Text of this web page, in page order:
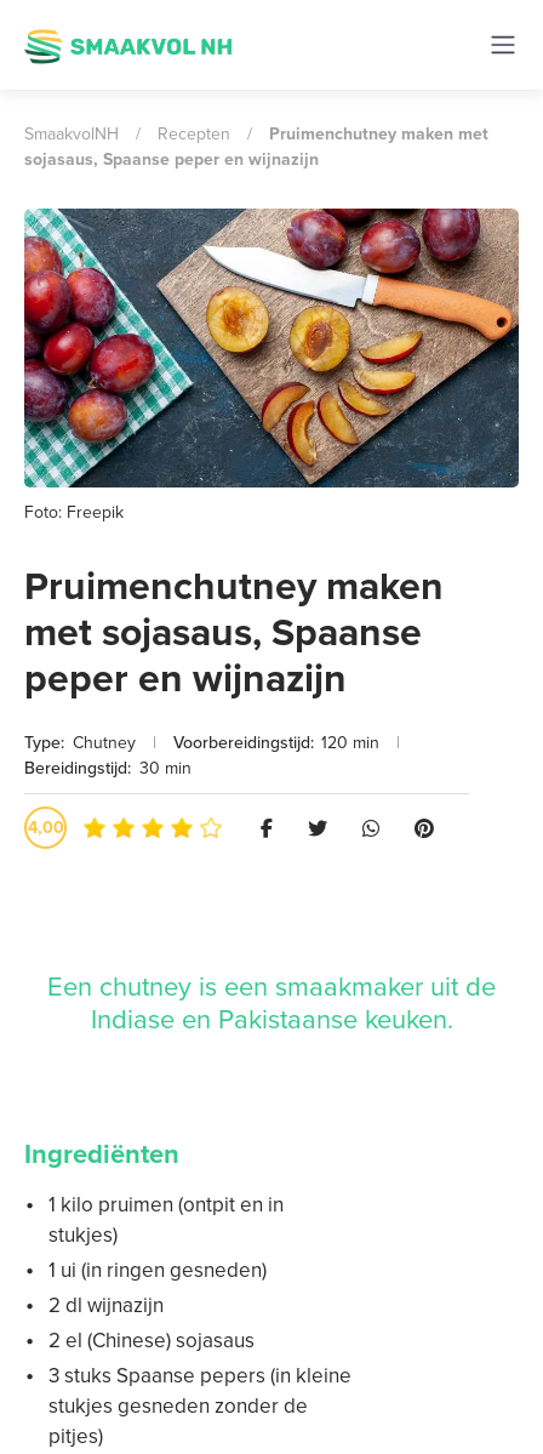
SmaakvolNH / Recepten /
Pruimenchutney maken met
sojasaus, Spaanse peper en wijnazijn
Foto: Freepik
Pruimenchutney maken
met sojasaus, Spaanse
peper en wijnazijn
Type: Chutney | Voorbereidingstijd: 120 min
|
Bereidingstijd: 30 min
4,00
Een chutney is een smaakmaker uit de
Indiase en Pakistaanse keuken.
Ingrediënten
1 kilo pruimen (ontpit en in
stukjes)
1 ui (in ringen gesneden)
2 dl wijnazijn
2 el (Chinese) sojasaus
3 stuks Spaanse pepers (in kleine
stukjes gesneden zonder de
pitjes)